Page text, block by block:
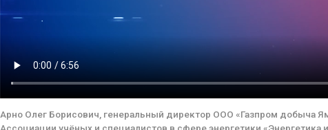
Арно Олег Борисович, генеральный директор ООО «Газпром добыча
Ассоциации учёных и специалистов в сфере энергетики «Энергетика